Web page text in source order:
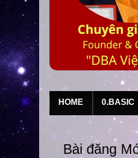
HOME 0.BASIC
Bài đăng